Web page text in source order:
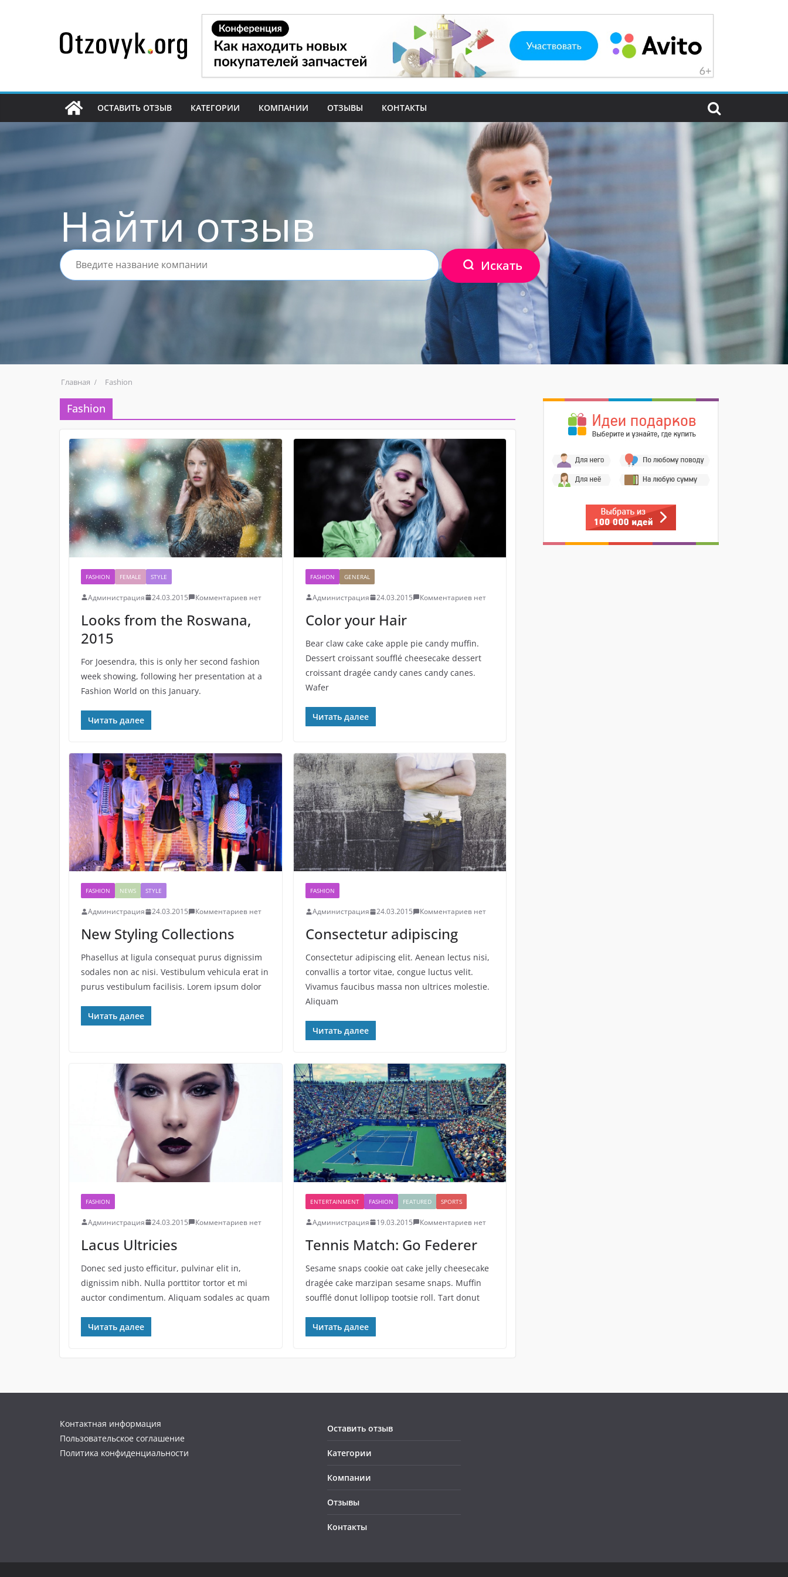
содержимому
ОСТАВИТЬ ОТЗЫВ КАТЕГОРИИ КОМПАНИИ ОТЗЫВЫ КОНТАКТЫ
Найти отзыв
Искать
Главная Fashion
Fashion
FASHION FEMALE STYLE
Администрация 24.03.2015 Комментариев нет
Looks from the Roswana,
2015
For Joesendra, this is only her second fashion
week showing, following her presentation at a
Fashion World on this January.
Читать далее
FASHION GENERAL
Администрация 24.03.2015 Комментариев нет
Color your Hair
Bear claw cake cake apple pie candy muffin.
Dessert croissant soufflé cheesecake dessert
croissant dragée candy canes candy canes.
Wafer
Читать далее
FASHION NEWS STYLE
Администрация 24.03.2015 Комментариев нет
New Styling Collections
Phasellus at ligula consequat purus dignissim
sodales non ac nisi. Vestibulum vehicula erat in
purus vestibulum facilisis. Lorem ipsum dolor
Читать далее
FASHION
Администрация 24.03.2015 Комментариев нет
Consectetur adipiscing
Consectetur adipiscing elit. Aenean lectus nisi,
convallis a tortor vitae, congue luctus velit.
Vivamus faucibus massa non ultrices molestie.
Aliquam
Читать далее
FASHION
Администрация 24.03.2015 Комментариев нет
Lacus Ultricies
Donec sed justo efficitur, pulvinar elit in,
dignissim nibh. Nulla porttitor tortor et mi
auctor condimentum. Aliquam sodales ac quam
Читать далее
ENTERTAINMENT FASHION FEATURED SPORTS
Администрация 19.03.2015 Комментариев нет
Tennis Match: Go Federer
Sesame snaps cookie oat cake jelly cheesecake
dragée cake marzipan sesame snaps. Muffin
soufflé donut lollipop tootsie roll. Tart donut
Читать далее
Контактная информация
Пользовательское соглашение
Политика конфиденциальности
Оставить отзыв
Категории
Компании
Отзывы
Контакты